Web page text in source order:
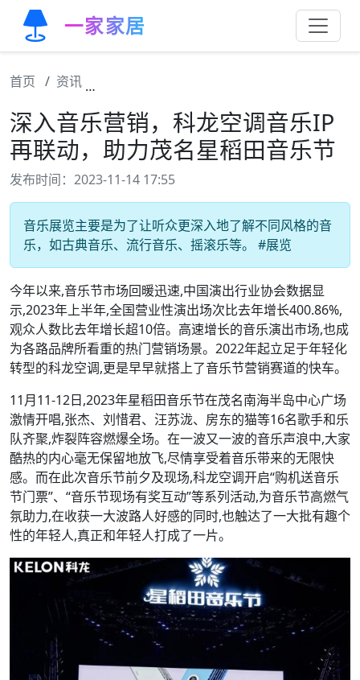
一家家居
首页 资讯
深入音乐营销，科龙空调音乐IP
再联动，助力茂名星稻田音乐节
发布时间：2023-11-14 17:55
音乐展览主要是为了让听众更深入地了解不同风格的音
乐，如古典音乐、流行音乐、摇滚乐等。 #展览
今年以来,音乐节市场回暖迅速,中国演出行业协会数据显
示,2023年上半年,全国营业性演出场次比去年增长400.86%,
观众人数比去年增长超10倍。高速增长的音乐演出市场,也成
为各路品牌所看重的热门营销场景。2022年起立足于年轻化
转型的科龙空调,更是早早就搭上了音乐节营销赛道的快车。
11月11-12日,2023年星稻田音乐节在茂名南海半岛中心广场
激情开唱,张杰、刘惜君、汪苏泷、房东的猫等16名歌手和乐
队齐聚,炸裂阵容燃爆全场。在一波又一波的音乐声浪中,大家
酷热的内心毫无保留地放飞,尽情享受着音乐带来的无限快
感。而在此次音乐节前夕及现场,科龙空调开启“购机送音乐
节门票”、“音乐节现场有奖互动”等系列活动,为音乐节高燃气
氛助力,在收获一大波路人好感的同时,也触达了一大批有趣个
性的年轻人,真正和年轻人打成了一片。